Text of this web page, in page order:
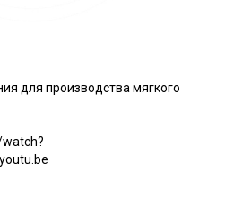
для производства мягкого